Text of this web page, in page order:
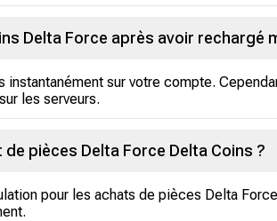
Delta Force après avoir rechargé
sur votre compte.
les serveurs.
pièces Delta Force Delta Coins ?
pour les achats de pièces Delta